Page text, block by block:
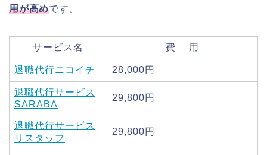
用が高めです。
サービス名 費 用
退職代行ニコイチ 28,000円
退職代行サービス
SARABA
29,800円
退職代行サービス
リスタッフ
29,800円